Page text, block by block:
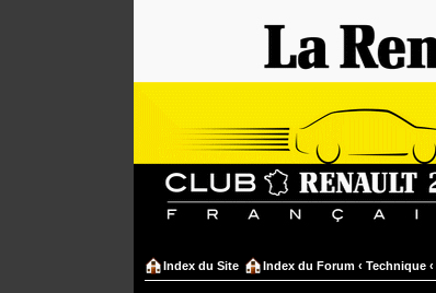
Index du Site Index du Forum ‹ Technique ‹